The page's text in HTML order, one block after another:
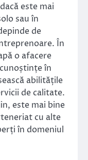
este mai
sau în
de
În
o afacere
în
abilitățile
de calitate.
este mai bine
cu alte
în domeniul